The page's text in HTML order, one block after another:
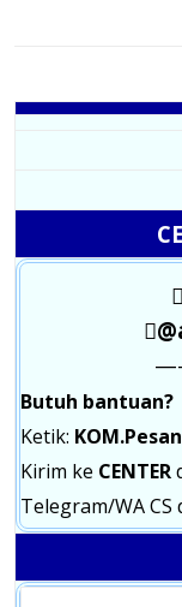
Butuh bantuan?
Ketik:
Kirim ke CENTER
Telegram/WA CS